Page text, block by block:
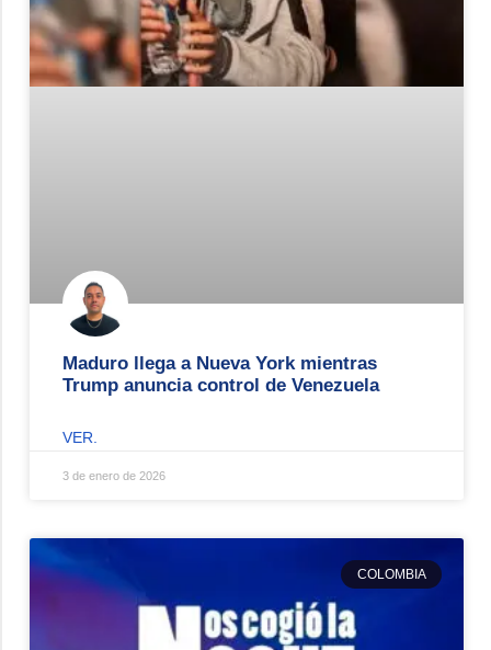
Maduro llega a Nueva York mientras
Trump anuncia control de Venezuela
VER.
3 de enero de 2026
COLOMBIA